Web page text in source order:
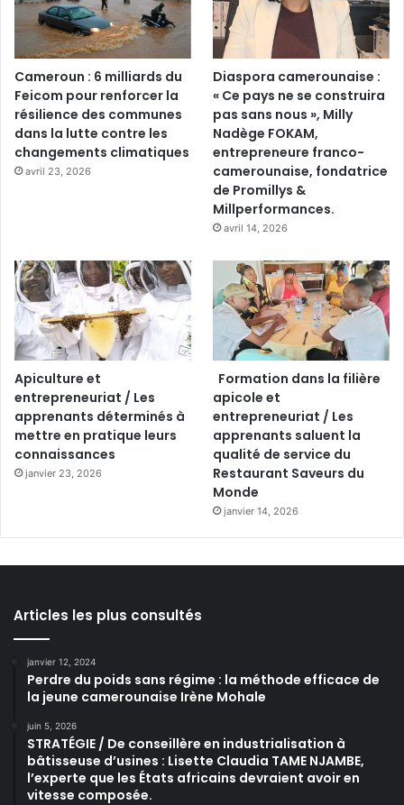
Cameroun : 6 milliards du
Feicom pour renforcer la
résilience des communes
dans la lutte contre les
changements climatiques
avril 23, 2026
Diaspora camerounaise :
« Ce pays ne se construira
pas sans nous », Milly
Nadège FOKAM,
entrepreneure franco-
camerounaise, fondatrice
de Promillys &
Millperformances.
avril 14, 2026
Apiculture et
entrepreneuriat / Les
apprenants déterminés à
mettre en pratique leurs
connaissances
janvier 23, 2026
Formation dans la filière
apicole et
entrepreneuriat / Les
apprenants saluent la
qualité de service du
Restaurant Saveurs du
Monde
janvier 14, 2026
Articles les plus consultés
janvier 12, 2024
Perdre du poids sans régime : la méthode efficace de
la jeune camerounaise Irène Mohale
juin 5, 2026
STRATÉGIE / De conseillère en industrialisation à
bâtisseuse d’usines : Lisette Claudia TAME NJAMBE,
l’experte que les États africains devraient avoir en
vitesse composée.